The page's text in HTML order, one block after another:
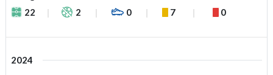
22
2 0 7 0
2024